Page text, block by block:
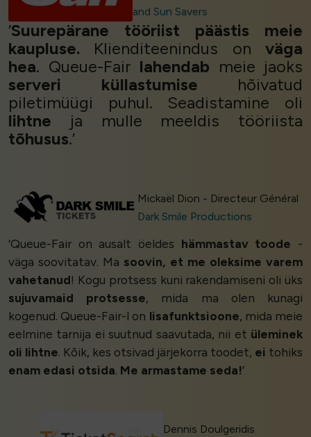
and Sun Savers
‘Suurepärane tööriist päästis meie
kaupluse. Klienditeenindus on väga
hea. Queue-Fair lahendab meie jaoks
serveri küllastumise hõivatud
piletimüügi puhul. Seadistamine oli
lihtne ja mulle meeldis tööriista
tõhusus.’
Mickaël Dion - Directeur Général
Dark Smile Productions
‘Queue-Fair on ausalt öeldes hämmastav toode -
väga soovitatav. Ma soovin, et me oleksime varem
vahetanud! Kogu protsess kuni rakendamiseni oli üks
sujuvamaid protsesse, mida ma olen kunagi
kogenud. Queue-Fair-l on lisafunktsioone, mida meie
eelmine tarnija ei suutnud saavutada, nii et üleminek
oli lihtne. Kõik, kes otsivad järjekorra toodet, ei tohiks
enam edasi otsida. Me armastame seda!’
Dennis Doulgeridis